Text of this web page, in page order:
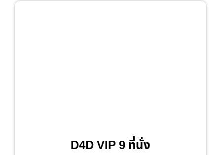
D4D VIP 9 ที่นั่ง